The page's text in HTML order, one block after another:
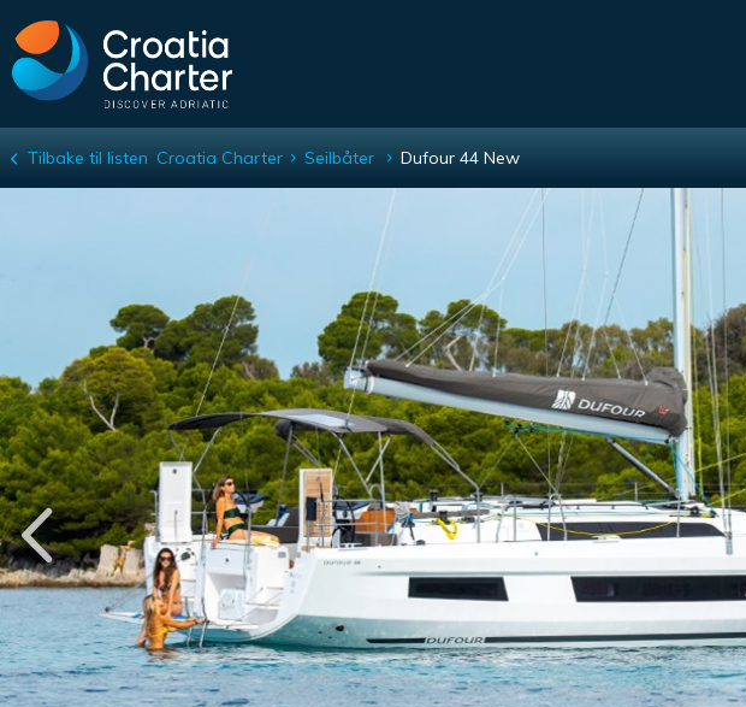
Dufour 44 New
Tilbake til listen Croatia Charter Seilbåter Dufour 44 New